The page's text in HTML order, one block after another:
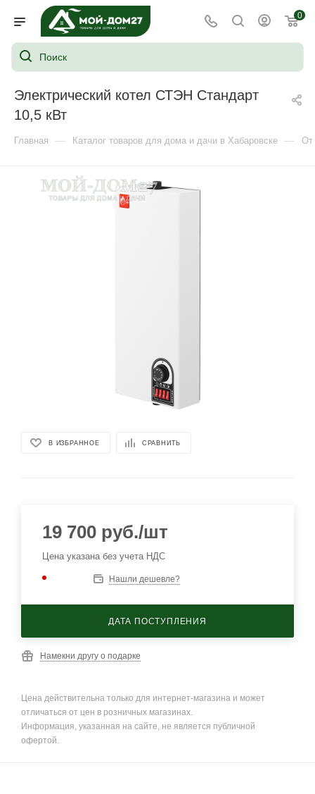
0
Электрический котел СТЭН Стандарт
10,5 кВт
Главная — Каталог товаров для дома и дачи в Хабаровске —
В ИЗБРАННОЕ СРАВНИТЬ
19 700 руб./шт
Цена указана без учета НДС
Нашли дешевле?
ДАТА ПОСТУПЛЕНИЯ
Намекни другу о подарке
Цена действительна только для интернет-магазина и может
отличаться от цен в розничных магазинах.
Информация, указанная на сайте, не является публичной
офертой.